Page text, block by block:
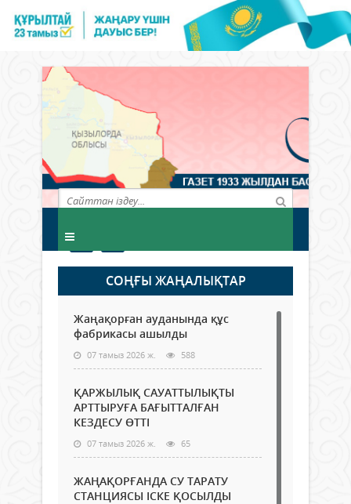
СОҢҒЫ ЖАҢАЛЫҚТАР
Жаңақорған ауданында құс
фабрикасы ашылды
07 тамыз 2026 ж. 588
ҚАРЖЫЛЫҚ САУАТТЫЛЫҚТЫ
АРТТЫРУҒА БАҒЫТТАЛҒАН
КЕЗДЕСУ ӨТТІ
07 тамыз 2026 ж. 65
ЖАҢАҚОРҒАНДА СУ ТАРАТУ
СТАНЦИЯСЫ ІСКЕ ҚОСЫЛДЫ